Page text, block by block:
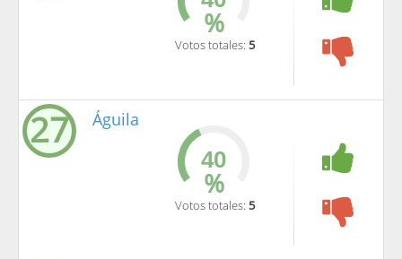
%
Votos totales: 5
27 Águila
%
Votos totales: 5